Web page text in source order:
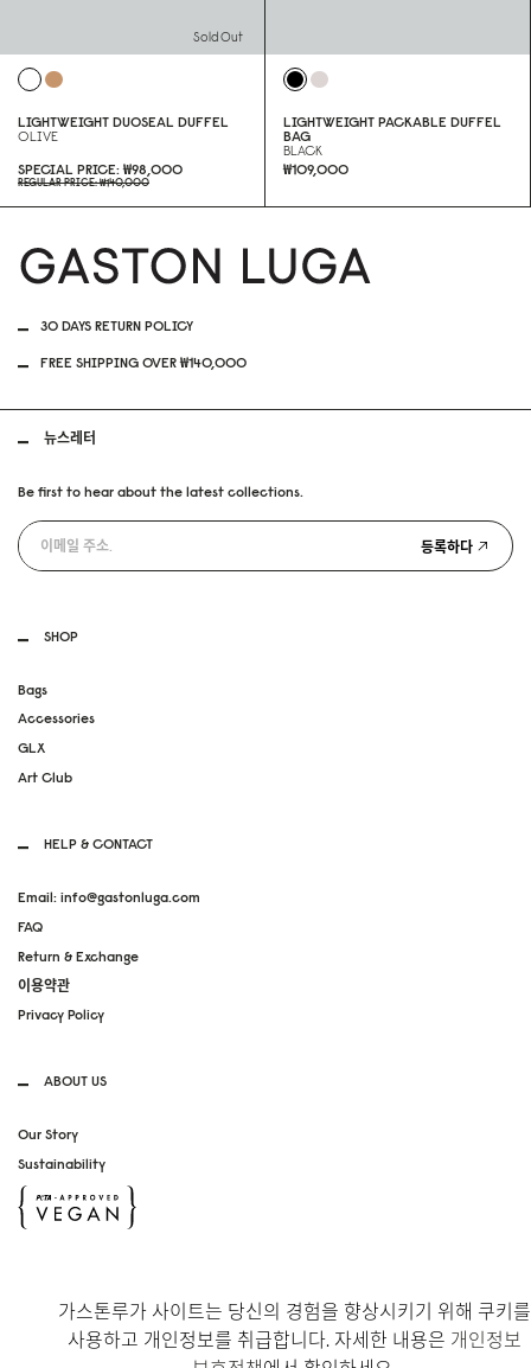
Sold Out
LIGHTWEIGHT DUOSEAL DUFFEL
OLIVE
SPECIAL PRICE ₩98,000
REGULAR PRICE ₩140,000
LIGHTWEIGHT PACKABLE DUFFEL
BAG
BLACK
₩109,000
30 DAYS RETURN POLICY
FREE SHIPPING OVER ₩140,000
SHOP
Bags
Accessories
GLX
Art Club
HELP & CONTACT
Email: info@gastonluga.com
FAQ
Return & Exchange
이용약관
Privacy Policy
ABOUT US
Our Story
Sustainability
Instagram
뉴스레터
Be first to hear about the latest collections.
등록하다
가스톤루가 사이트는 당신의 경험을 향상시키기 위해 쿠키를
사용하고 개인정보를 취급합니다. 자세한 내용은 개인정보